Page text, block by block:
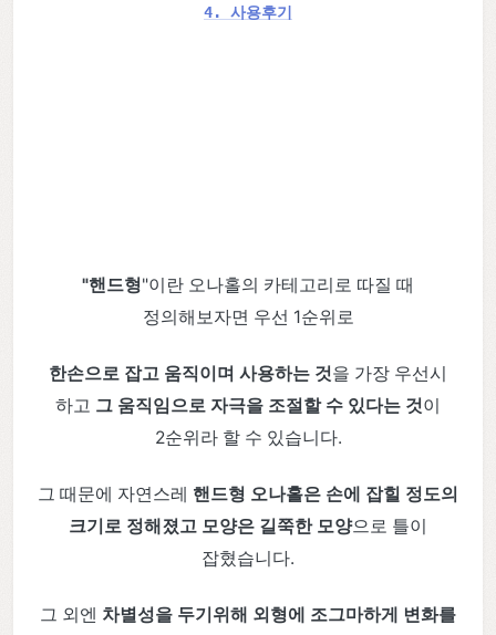
4. 사용후기
"핸드형"이란 오나홀의 카테고리로 따질 때
정의해보자면 우선 1순위로
한손으로 잡고 움직이며 사용하는 것을 가장 우선시
하고 그 움직임으로 자극을 조절할 수 있다는 것이
2순위라 할 수 있습니다.
그 때문에 자연스레 핸드형 오나홀은 손에 잡힐 정도의
크기로 정해졌고 모양은 길쭉한 모양으로 틀이
잡혔습니다.
그 외엔 차별성을 두기위해 외형에 조그마하게 변화를